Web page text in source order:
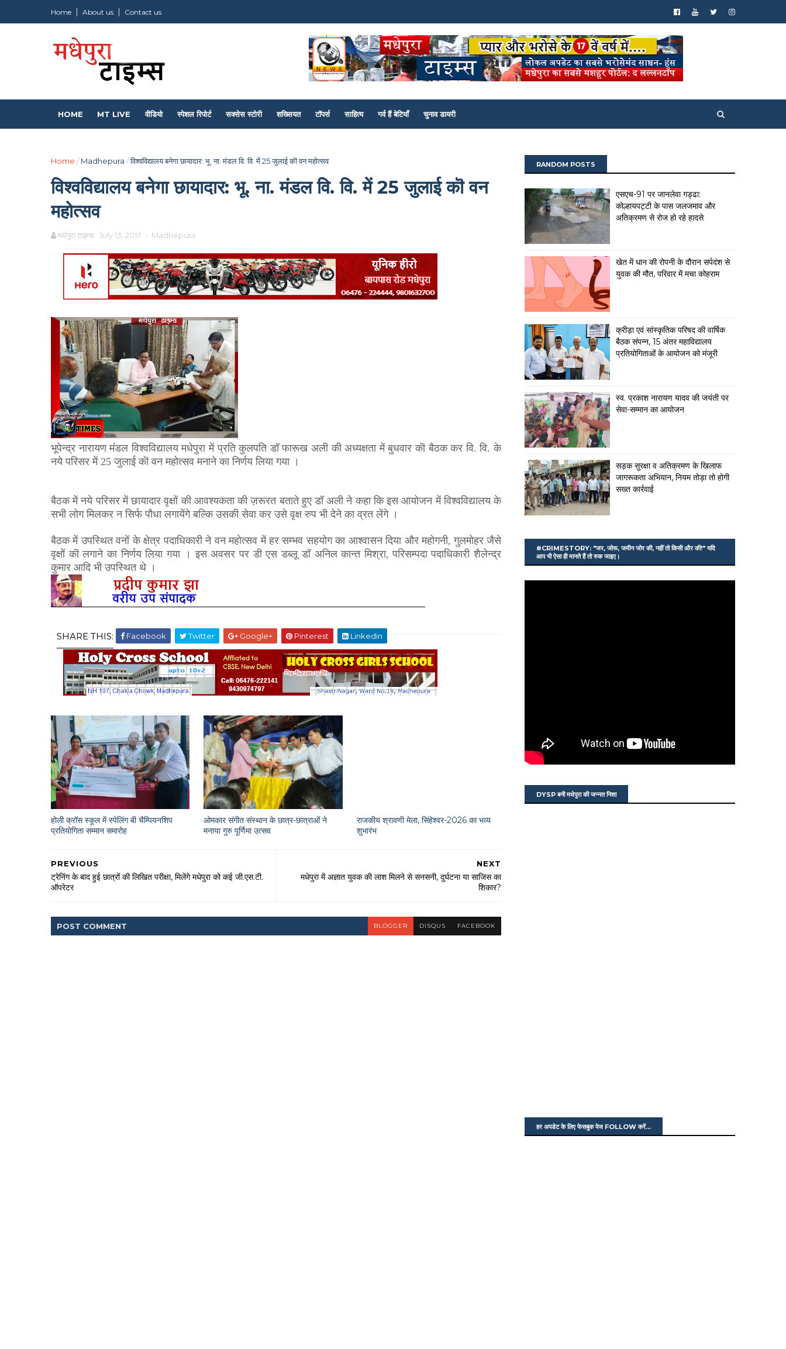
Home About us Contact us
HOME MT LIVE वीडियो स्पेशल रिपोर्ट सक्सेस स्टोरी शख्सियत टॉपर्स साहित्य गर्व हैं बेटियाँ चुनाव डायरी
Home / Madhepura /विश्वविद्यालय बनेगा छायादार: भू. ना. मंडल वि. वि. में 25 जुलाई कॊ वन महोत्सव
विश्वविद्यालय बनेगा छायादार: भू. ना. मंडल वि. वि. में 25 जुलाई कॊ वन
महोत्सव
मधेपुरा टाइम्स July 13, 2017 - Madhepura
भूपेन्द्र नारायण मंडल विश्वविद्यालय मधेपुरा में प्रति कुलपति डॉ फारूख अली की अध्यक्षता में बुधवार कॊ बैठक कर वि. वि. के
नये परिसर में 25 जुलाई कॊ वन महोत्सव मनाने का निर्णय लिया गया ।
बैठक में नये परिसर में छायादार वृक्षों की आवश्यकता की ज़रूरत बताते हुए डॉ अली ने कहा कि इस आयोजन में विश्वविद्यालय के
सभी लोग मिलकर न सिर्फ पौधा लगायेंगे बल्कि उसकी सेवा कर उसे वृक्ष रुप भी देने का व्रत लेंगे ।
बैठक में उपस्थित वनों के क्षेत्र पदाधिकारी ने वन महोत्सव में हर सम्भव सहयोग का आश्वासन दिया और महोगनी, गुलमोहर जैसे
वृक्षों कॊ लगाने का निर्णय लिया गया । इस अवसर पर डी एस डब्लू डॉ अनिल कान्त मिश्रा, परिसम्पदा पदाधिकारी शैलेन्द्र
कुमार आदि भी उपस्थित थे ।
SHARE THIS: Facebook Twitter Google+ Pinterest Linkedin
होली क्रॉस स्कूल में स्पेलिंग बी चैम्पियनशिप
प्रतियोगिता सम्मान समारोह
ओमकार संगीत संस्थान के छात्र-छात्राओं ने
मनाया गुरु पूर्णिमा उत्सव
राजकीय श्रावणी मेला, सिंहेश्वर-2026 का भव्य
शुभारंभ
NEXT
मधेपुरा में अज्ञात युवक की लाश मिलने से सनसनी, दुर्घटना या साजिस का
शिकार?
PREVIOUS
ट्रेनिंग के बाद हुई छात्रों की लिखित परीक्षा, मिलेंगे मधेपुरा को कई जी.एस.टी.
ऑपरेटर
POST COMMENT BLOGGER DISQUS FACEBOOK
RANDOM POSTS
एसएच-91 पर जानलेवा गड्ढा:
कोल्हायपट्टी के पास जलजमाव और
अतिक्रमण से रोज हो रहे हादसे
खेत में धान की रोपनी के दौरान सर्पदंश से
युवक की मौत, परिवार में मचा कोहराम
क्रीड़ा एवं सांस्कृतिक परिषद की वार्षिक
बैठक संपन्न, 15 अंतर महाविद्यालय
प्रतियोगिताओं के आयोजन को मंजूरी
स्व. प्रकाश नारायण यादव की जयंती पर
सेवा-सम्मान का आयोजन
सड़क सुरक्षा व अतिक्रमण के खिलाफ
जागरूकता अभियान, नियम तोड़ा तो होगी
सख्त कार्रवाई
#CRIMESTORY: "जर, जोरू, जमीन जोर की, नहीं तो किसी और की!" यदि
आप भी ऐसा ही मानते हैं तो रुक जाइए।
DYSP बनी मधेपुरा की जन्नत निशा
हर अपडेट के लिए फेसबुक पेज FOLLOW करें...